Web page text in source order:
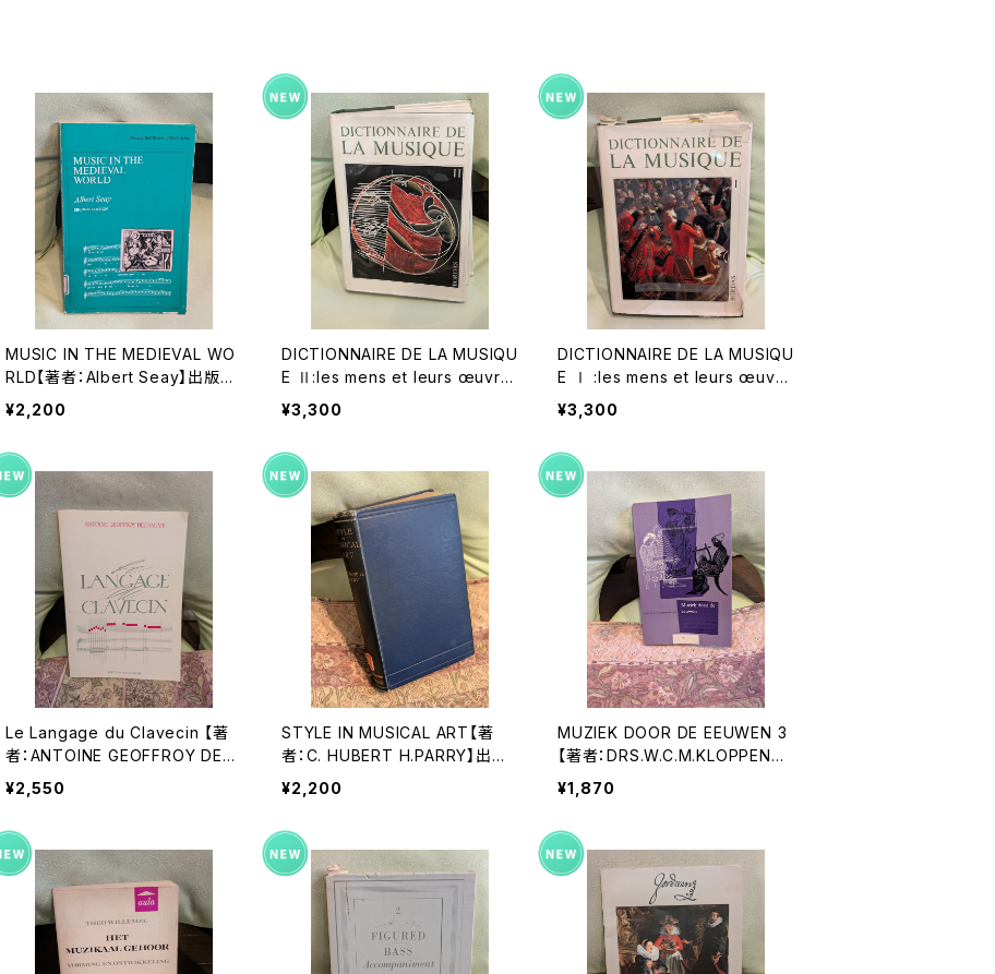
MUSIC IN THE MEDIEVAL WO
RLD【著者：Albert Seay】出版
社：PRENTICE-HALL, INC., 197
5年
¥2,200
DICTIONNAIRE DE LA MUSIQU
E Ⅱ:les mens et leurs œuvre
s『音楽辞典：人物とその作品』第2
巻【著者：MARC HONEGGER】出
¥3,300
DICTIONNAIRE DE LA MUSIQU
E Ⅰ :les mens et leurs œuvre
s『音楽辞典：人物とその作品』第１
巻【著者：MARC HONEGGER】出
¥3,300
Le Langage du Clavecin 【著
者：ANTOINE GEOFFROY DEC
HAUME】出版社：EDITIONS VA
N DE VELDE 1986年
¥2,550
STYLE IN MUSICAL ART【著
者：C. HUBERT H.PARRY】出版
社：MACMILLAN AND CO,LIMIT
ED 1924年
¥2,200
MUZIEK DOOR DE EEUWEN 3
【著者：DRS.W.C.M.KLOPPENBU
RG】出版社：Broekmans&Van P
oppel 1975年
¥1,870